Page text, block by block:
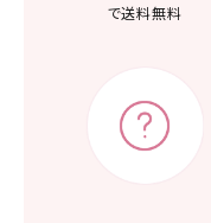
で送料無料